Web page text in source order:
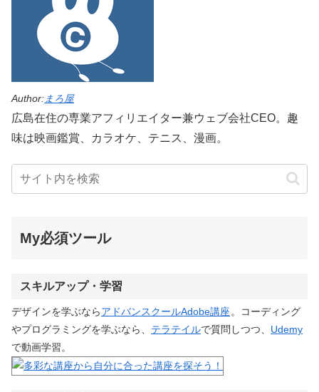
Author: まろ屋
広島在住の専業アフィリエイター兼ウェブ会社CEO。趣
味は映画鑑賞、カラオケ、テニス、漫画。
My必須ツール
スキルアップ・学習
デザインを学ぶならアドバンスクールAdobe講座 。コーディング
やプログラミングを学ぶなら、 テラテイルで質問しつつ、 Udemy
で動画学習。